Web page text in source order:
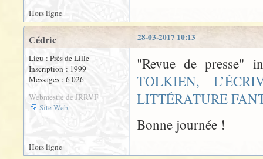
Hors ligne
28-03-2017 10:13
Cédric
Lieu : Près de Lille
Inscription : 1999
Messages : 6 026
Webmestre de JRRVF
Site Web
"Revue de presse"
TOLKIEN,
LITTÉRATURE
Bonne journée !
Hors ligne